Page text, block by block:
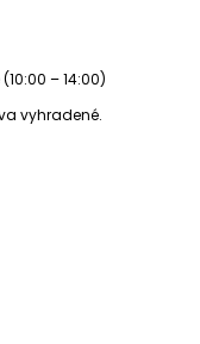
– 14:00)
vyhradené.